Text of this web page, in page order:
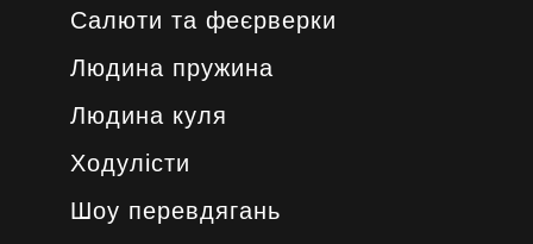
Салюти та феєрверки
Людина пружина
Людина куля
Ходулісти
Шоу перевдягань